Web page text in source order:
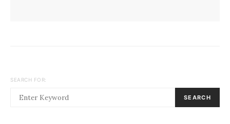
SEARCH FOR:
SEARCH